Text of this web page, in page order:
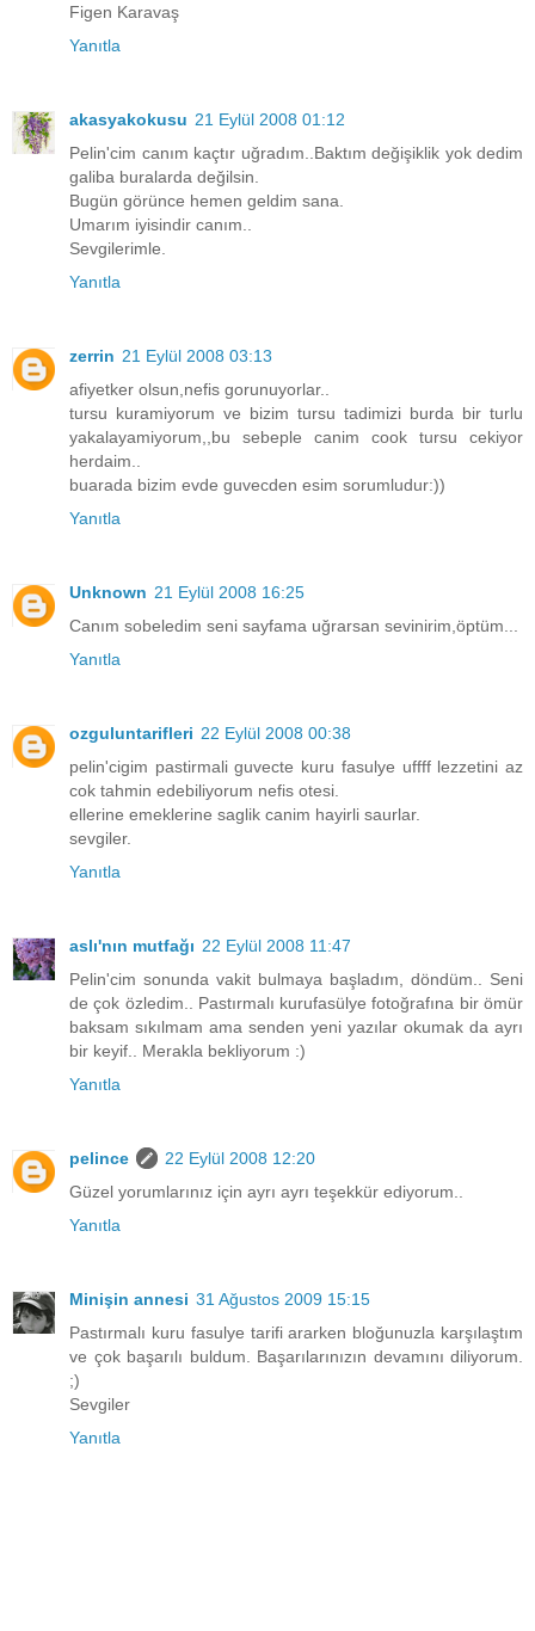
Figen Karavaş
Yanıtla
akasyakokusu 21 Eylül 2008 01:12
Pelin'cim canım kaçtır uğradım..Baktım değişiklik yok dedim
galiba buralarda değilsin.
Bugün görünce hemen geldim sana.
Umarım iyisindir canım..
Sevgilerimle.
Yanıtla
zerrin 21 Eylül 2008 03:13
afiyetker olsun,nefis gorunuyorlar..
tursu kuramiyorum ve bizim tursu tadimizi burda bir turlu
yakalayamiyorum,,bu sebeple canim cook tursu cekiyor
herdaim..
buarada bizim evde guvecden esim sorumludur:))
Yanıtla
Unknown 21 Eylül 2008 16:25
Canım sobeledim seni sayfama uğrarsan sevinirim,öptüm...
Yanıtla
ozguluntarifleri 22 Eylül 2008 00:38
pelin'cigim pastirmali guvecte kuru fasulye uffff lezzetini az
cok tahmin edebiliyorum nefis otesi.
ellerine emeklerine saglik canim hayirli saurlar.
sevgiler.
Yanıtla
aslı'nın mutfağı 22 Eylül 2008 11:47
Pelin'cim sonunda vakit bulmaya başladım, döndüm.. Seni
de çok özledim.. Pastırmalı kurufasülye fotoğrafına bir ömür
baksam sıkılmam ama senden yeni yazılar okumak da ayrı
bir keyif.. Merakla bekliyorum :)
Yanıtla
pelince
22 Eylül 2008 12:20
Güzel yorumlarınız için ayrı ayrı teşekkür ediyorum..
Yanıtla
Minişin annesi 31 Ağustos 2009 15:15
Pastırmalı kuru fasulye tarifi ararken bloğunuzla karşılaştım
ve çok başarılı buldum. Başarılarınızın devamını diliyorum.
;)
Sevgiler
Yanıtla